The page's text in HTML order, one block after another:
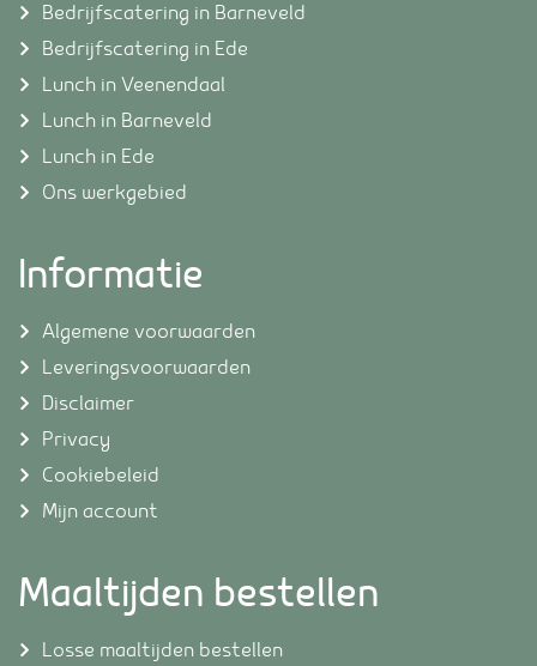
Bedrijfscatering in Barneveld
Bedrijfscatering in Ede
Lunch in Veenendaal
Lunch in Barneveld
Lunch in Ede
Ons werkgebied
Informatie
Algemene voorwaarden
Leveringsvoorwaarden
Disclaimer
Privacy
Cookiebeleid
Mijn account
Maaltijden bestellen
Losse maaltijden bestellen